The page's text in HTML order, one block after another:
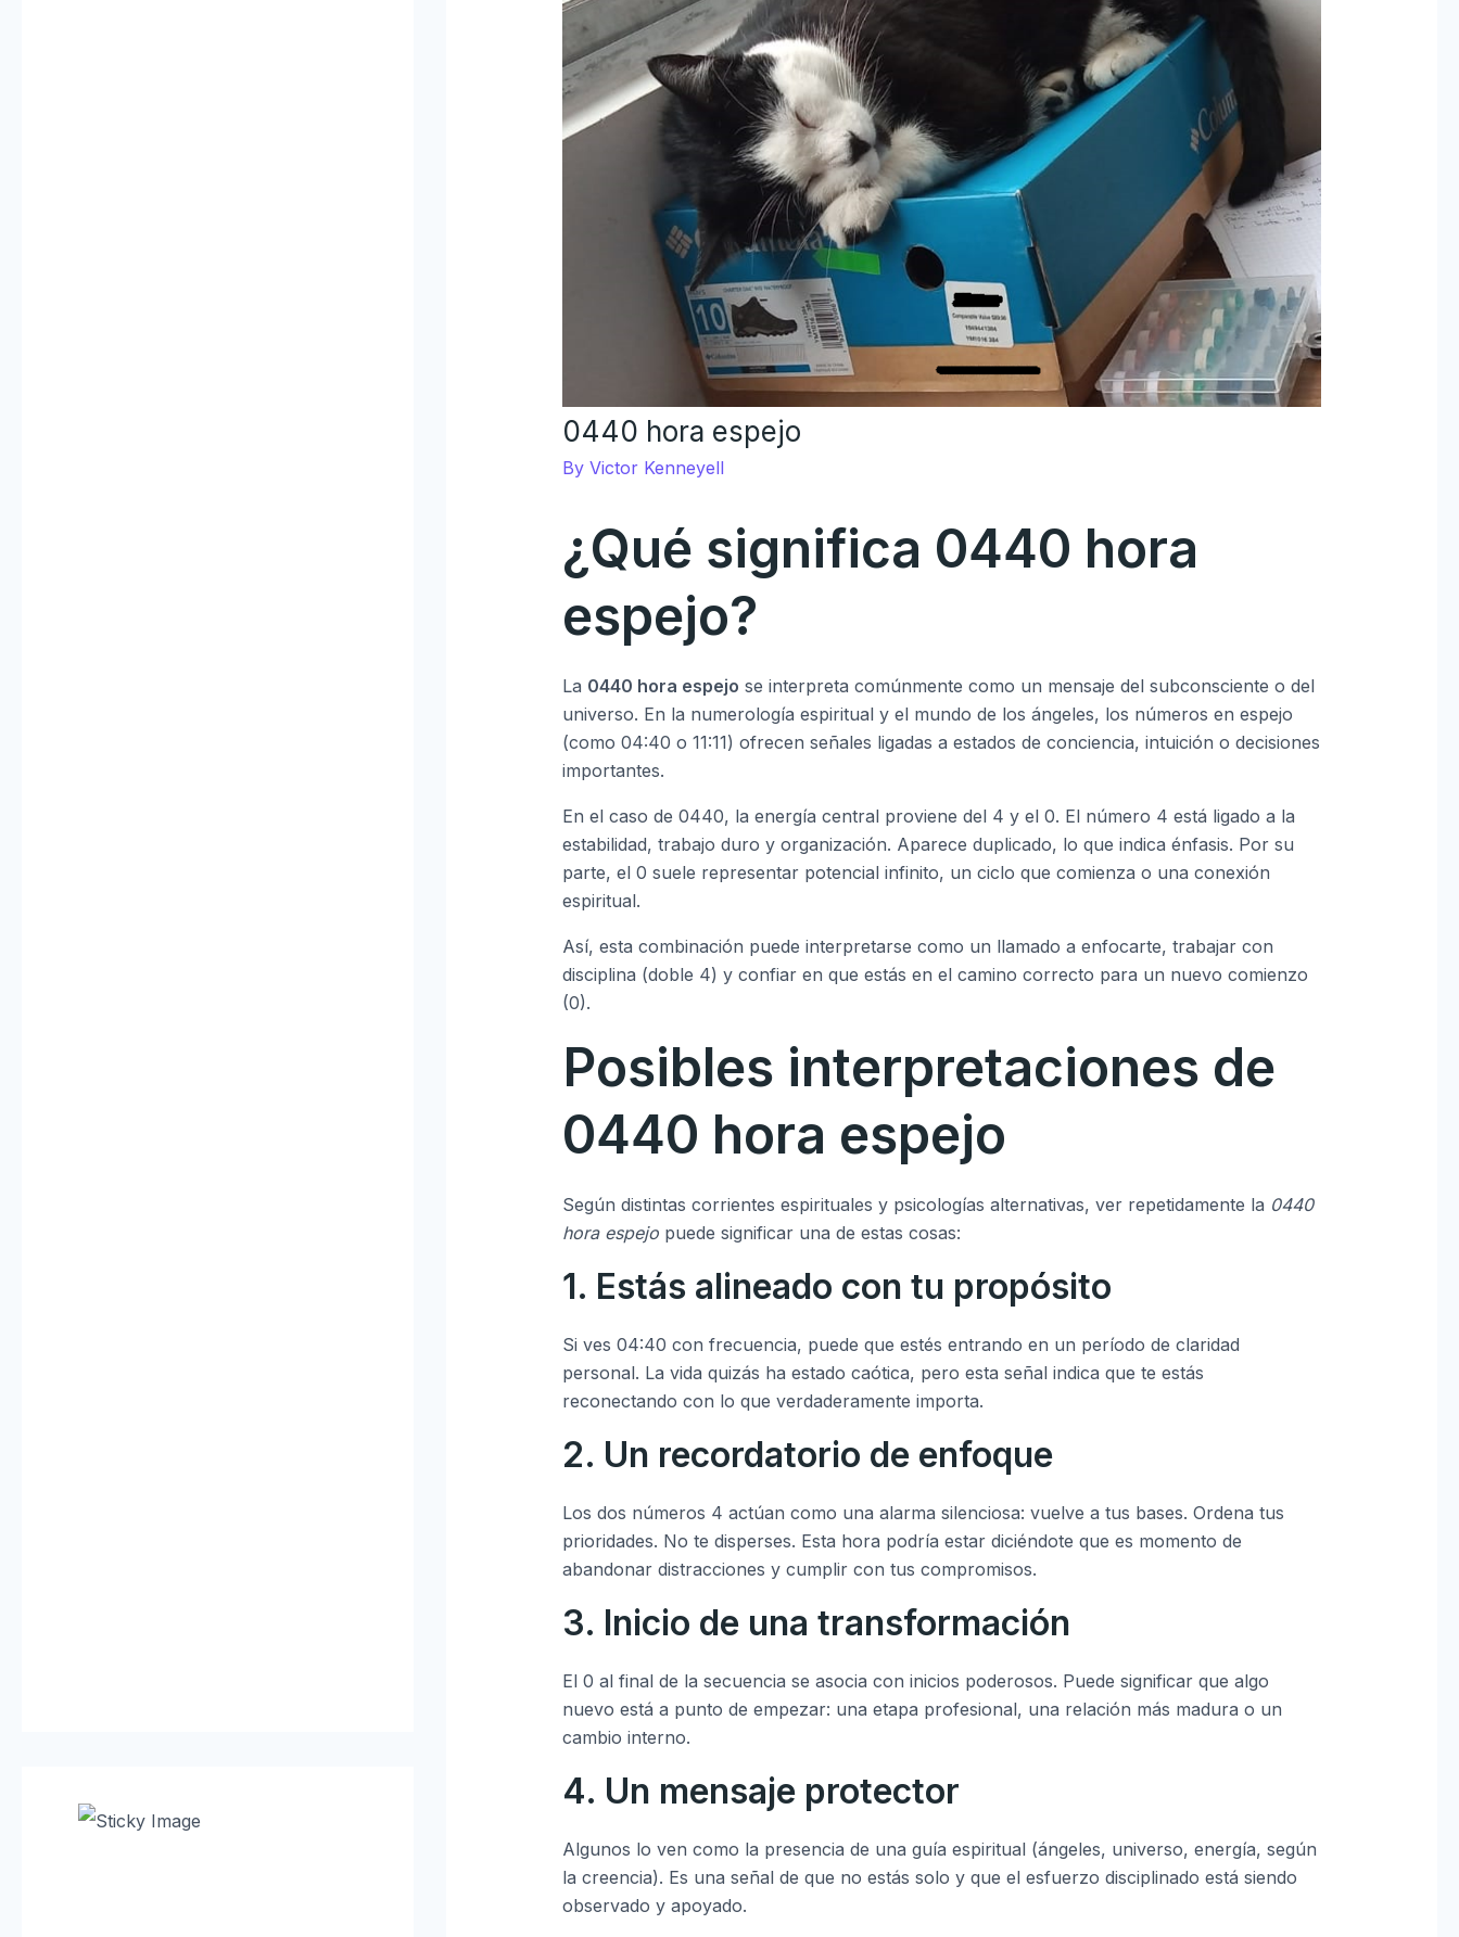
0440 hora espejo
By Victor Kenneyell
¿Qué significa 0440 hora
espejo?
La 0440 hora espejo se interpreta comúnmente como un mensaje del subconsciente o del
universo. En la numerología espiritual y el mundo de los ángeles, los números en espejo
(como 04:40 o 11:11) ofrecen señales ligadas a estados de conciencia, intuición o decisiones
importantes.
En el caso de 0440, la energía central proviene del 4 y el 0. El número 4 está ligado a la
estabilidad, trabajo duro y organización. Aparece duplicado, lo que indica énfasis. Por su
parte, el 0 suele representar potencial infinito, un ciclo que comienza o una conexión
espiritual.
Así, esta combinación puede interpretarse como un llamado a enfocarte, trabajar con
disciplina (doble 4) y confiar en que estás en el camino correcto para un nuevo comienzo
(0).
Posibles interpretaciones de
0440 hora espejo
Según distintas corrientes espirituales y psicologías alternativas, ver repetidamente la 0440
hora espejopuede significar una de estas cosas:
1. Estás alineado con tu propósito
Si ves 04:40 con frecuencia, puede que estés entrando en un período de claridad
personal. La vida quizás ha estado caótica, pero esta señal indica que te estás
reconectando con lo que verdaderamente importa.
2. Un recordatorio de enfoque
Los dos números 4 actúan como una alarma silenciosa: vuelve a tus bases. Ordena tus
prioridades. No te disperses. Esta hora podría estar diciéndote que es momento de
abandonar distracciones y cumplir con tus compromisos.
3. Inicio de una transformación
El 0 al final de la secuencia se asocia con inicios poderosos. Puede significar que algo
nuevo está a punto de empezar: una etapa profesional, una relación más madura o un
cambio interno.
4. Un mensaje protector
Algunos lo ven como la presencia de una guía espiritual (ángeles, universo, energía, según
la creencia). Es una señal de que no estás solo y que el esfuerzo disciplinado está siendo
observado y apoyado.